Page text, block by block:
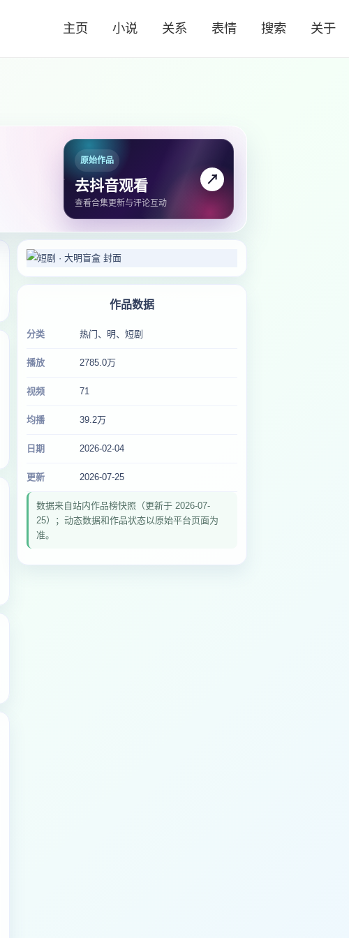
主页 小说 关系 表情 搜索 关于
原始作品
去抖音观看
查看合集更新与评论互动
↗
作品数据
分类 热门、明、短剧
播放 2785.0万
视频 71
均播 39.2万
日期 2026-02-04
更新 2026-07-25
数据来自站内作品榜快照（更新于 2026-07-
25）；动态数据和作品状态以原始平台页面为
准。